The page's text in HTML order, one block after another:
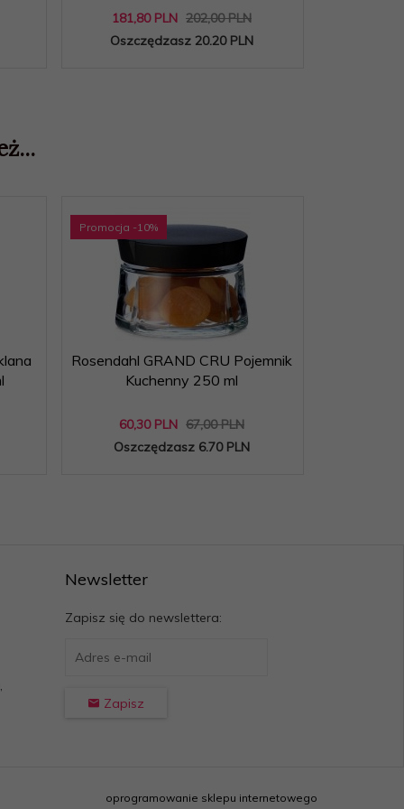
181,80 PLN 202,00 PLN
Oszczędzasz 20.20 PLN
Promocja -10%
Rosendahl GRAND CRU Pojemnik
Kuchenny 250 ml
60,30 PLN 67,00 PLN
Oszczędzasz 6.70 PLN
Newsletter
Zapisz się do newslettera:
Zapisz
oprogramowanie sklepu internetowego